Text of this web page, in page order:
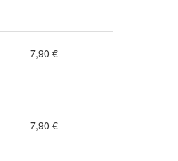
7,90 €
7,90 €